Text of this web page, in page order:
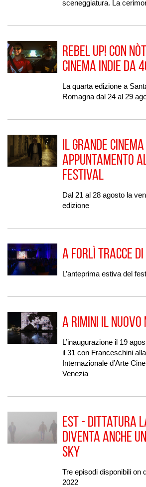
sceneggiatura. La
Rebel Up! con
cinema indie da
La quarta edizione a
Romagna dal 24 al 29
Il grande
appuntamento
Festival
Dal 21 al 28 agosto la
edizione
A Forlì Tracce
L’anteprima estiva del
A Rimini il
L’inaugurazione il 19
il 31 con Franceschini
Internazionale d’Arte
Venezia
Est - Dittatura
diventa anche
Sky
Tre episodi disponibili on
2022